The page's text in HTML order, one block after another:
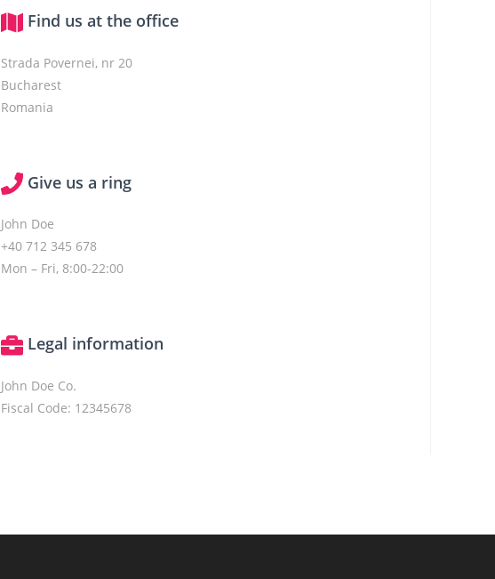
Find us at the office
Strada Povernei, nr 20
Bucharest
Romania
Give us a ring
John Doe
+40 712 345 678
Mon – Fri, 8:00-22:00
Legal information
John Doe Co.
Fiscal Code: 12345678